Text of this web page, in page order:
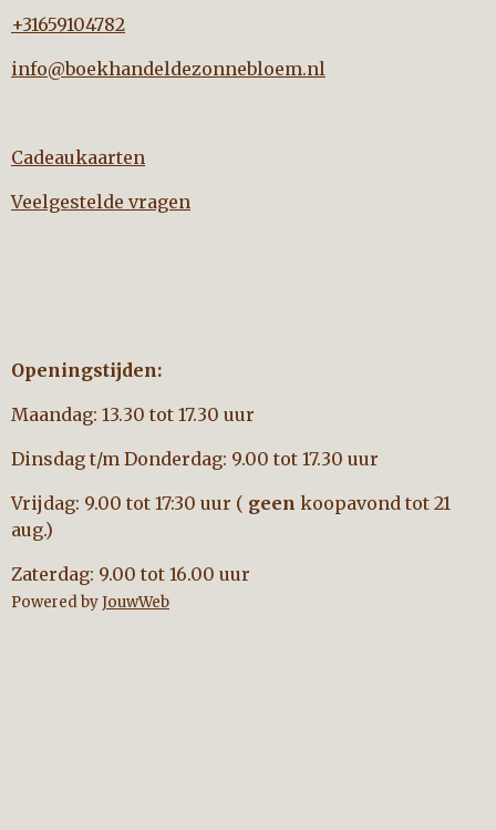
+31659104782
info@boekhandeldezonnebloem.nl
Cadeaukaarten
Veelgestelde vragen
Openingstijden:
Maandag: 13.30 tot 17.30 uur
Dinsdag t/m Donderdag: 9.00 tot 17.30 uur
Vrijdag: 9.00 tot 17:30 uur ( geen koopavond tot 21
aug.)
Zaterdag: 9.00 tot 16.00 uur
Powered byJouwWeb